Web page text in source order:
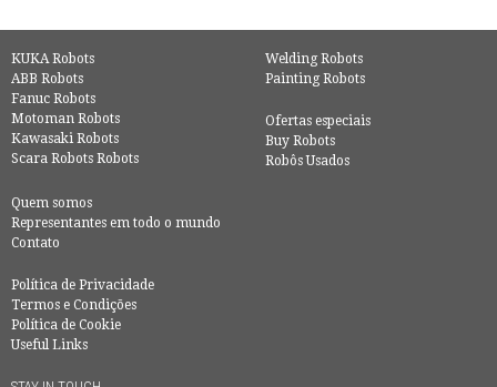
KUKA Robots
ABB Robots
Fanuc Robots
Motoman Robots
Kawasaki Robots
Scara Robots Robots
Welding Robots
Painting Robots
Ofertas especiais
Buy Robots
Robôs Usados
Quem somos
Representantes em todo o mundo
Contato
Política de Privacidade
Termos e Condições
Política de Cookie
Useful Links